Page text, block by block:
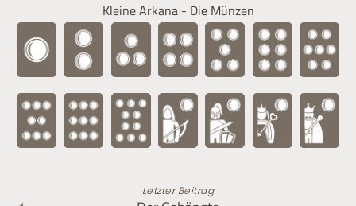
Kleine Arkana - Die Münzen
Letzter Beitrag